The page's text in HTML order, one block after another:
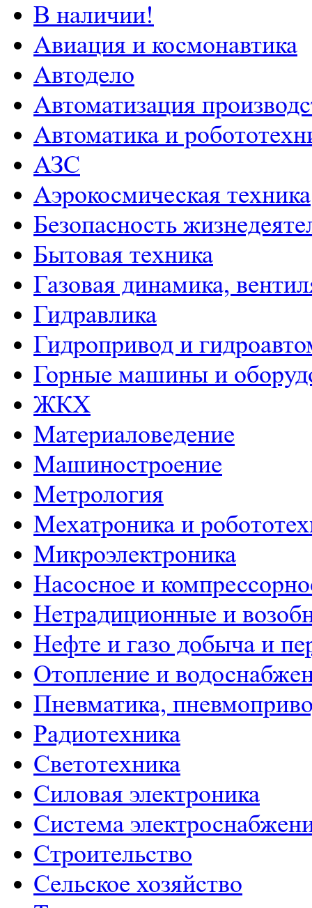
В наличии!
Авиация и космонавтика
Автодело
Автоматизация
Автоматика и
АЗС
Аэрокосмическая техника
Безопасность
Бытовая техника
Газовая динамика,
Гидравлика
Гидропривод и
Горные машины и
ЖКХ
Материаловедение
Машиностроение
Метрология
Мехатроника и
Микроэлектроника
Насосное и
Нетрадиционные и
Нефте и газо добыча и
Отопление и
Пневматика,
Радиотехника
Светотехника
Силовая электроника
Система
Строительство
Сельское хозяйство